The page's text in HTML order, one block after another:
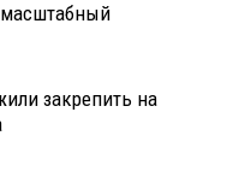
закрепить на